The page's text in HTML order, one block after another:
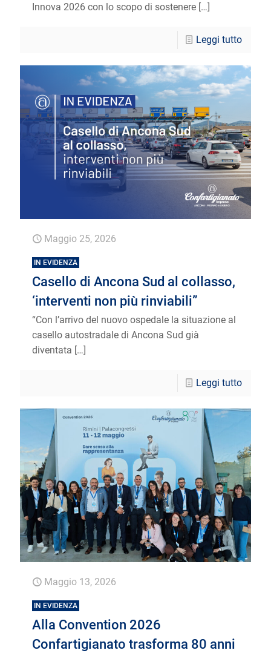
Innova 2026 con lo scopo di sostenere […]
Leggi tutto
Maggio 25, 2026
IN EVIDENZA
Casello di Ancona Sud al collasso,
‘interventi non più rinviabili”
“Con l’arrivo del nuovo ospedale la situazione al
casello autostradale di Ancona Sud già
diventata […]
Leggi tutto
Maggio 13, 2026
IN EVIDENZA
Alla Convention 2026
Confartigianato trasforma 80 anni